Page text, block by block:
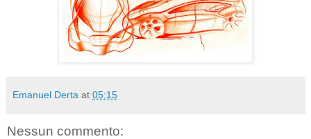
Emanuel Derta at 05:15
Nessun commento: